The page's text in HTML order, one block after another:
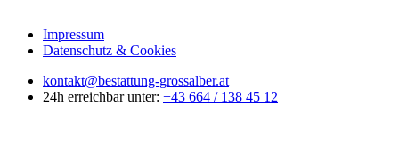
Impressum
Datenschutz & Cookies
kontakt@bestattung-grossalber.at
24h erreichbar unter: +43 664 / 138 45 12